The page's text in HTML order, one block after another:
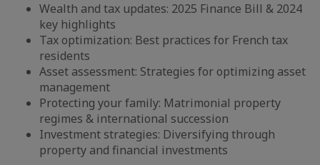
Wealth and tax updates: 2025 Finance Bill & 2024
key highlights
Tax optimization: Best practices for French tax
residents
Asset assessment: Strategies for optimizing asset
management
Protecting your family: Matrimonial property
regimes & international succession
Investment strategies: Diversifying through
property and financial investments